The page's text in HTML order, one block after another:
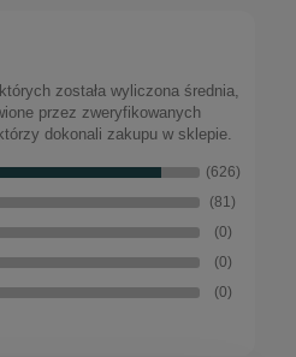
Do koszyka
została wyliczona średnia,
przez zweryfikowanych
dokonali zakupu w sklepie.
(626)
(81)
(0)
(0)
(0)